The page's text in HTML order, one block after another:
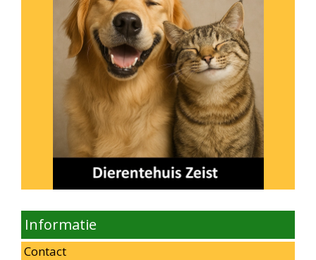
Informatie
Contact